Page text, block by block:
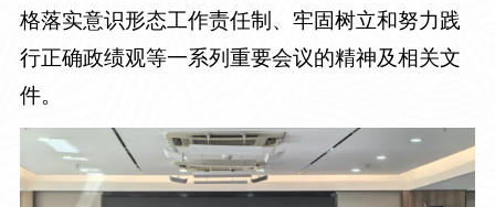
格落实意识形态工作责任制、牢固树立和努力践
行正确政绩观等一系列重要会议的精神及相关文
件。